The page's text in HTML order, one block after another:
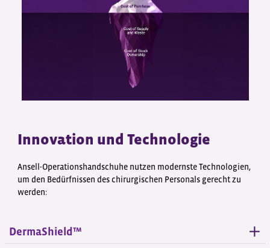
Innovation und Technologie
Ansell-Operationshandschuhe nutzen modernste Technologien,
um den Bedürfnissen des chirurgischen Personals gerecht zu
werden:
DermaShield™